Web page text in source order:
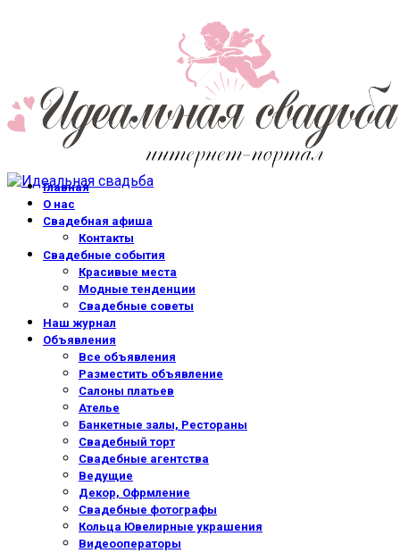
Главная
О нас
Свадебная афиша
Контакты
Свадебные события
Красивые места
Модные тенденции
Свадебные советы
Наш журнал
Объявления
Все объявления
Разместить объявление
Салоны платьев
Ателье
Банкетные залы, Рестораны
Свадебный торт
Свадебные агентства
Ведущие
Декор, Офрмление
Свадебные фотографы
Кольца Ювелирные украшения
Видеооператоры